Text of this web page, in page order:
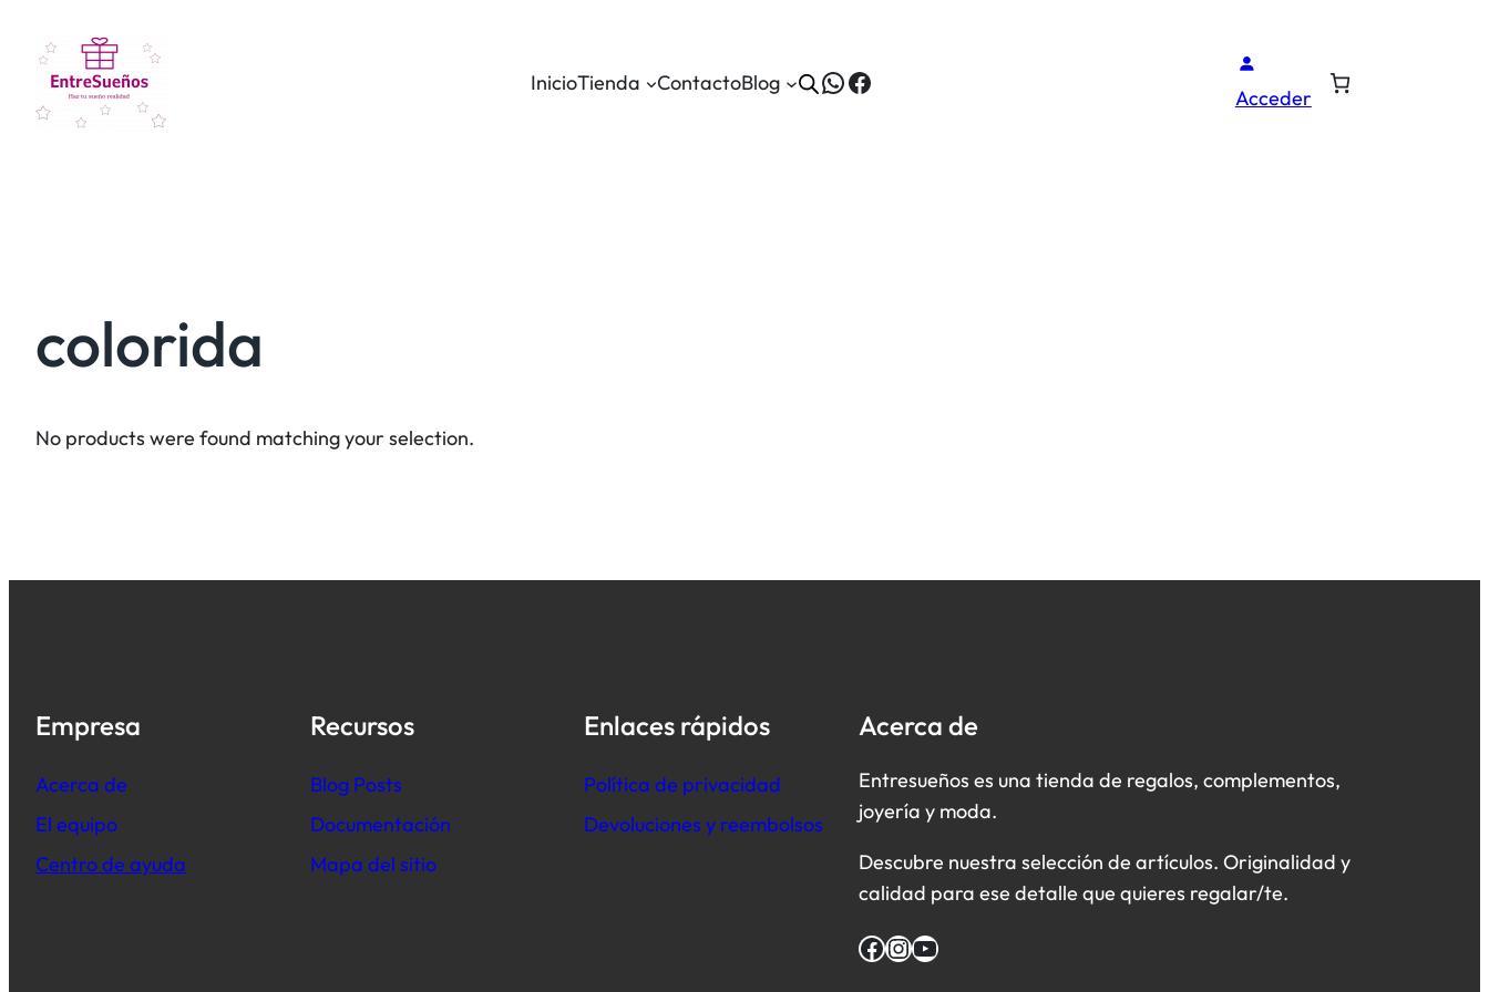
InicioTienda ContactoBlog WhatsApp
Facebook Acceder
colorida
No products were found matching your selection.
Empresa
Acerca de
El equipo
Centro de ayuda
Recursos
Blog Posts
Documentación
Mapa del sitio
Enlaces rápidos
Política de privacidad
Devoluciones y reembolsos
Acerca de
Entresueños es una tienda de regalos, complementos,
joyería y moda.
Descubre nuestra selección de artículos. Originalidad y
calidad para ese detalle que quieres regalar/te.
Facebook InstagramYouTube